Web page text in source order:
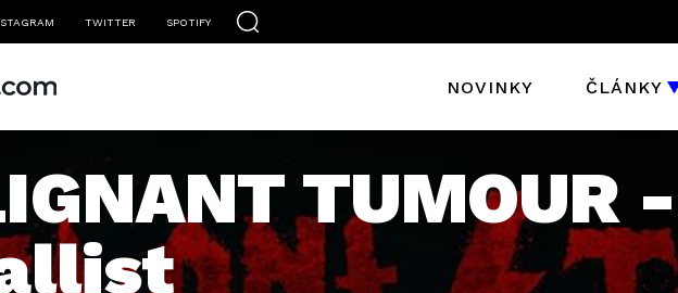
TWITTER SPOTIFY
NOVINKY ČLÁNKY
TUMOUR